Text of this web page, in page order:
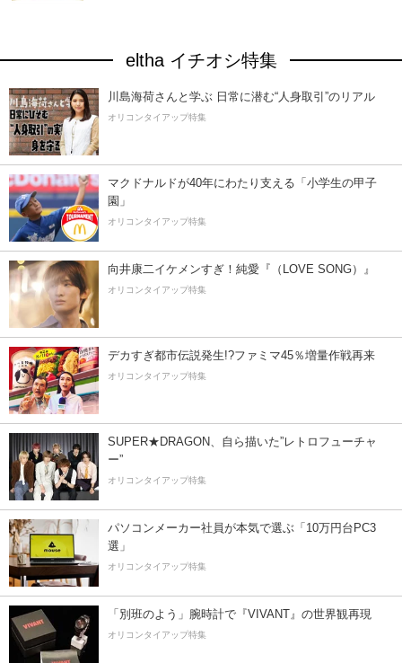
eltha イチオシ特集
川島海荷さんと学ぶ 日常に潜む“人身取引”のリアル
オリコンタイアップ特集
マクドナルドが40年にわたり支える「小学生の甲子
園」
オリコンタイアップ特集
向井康二イケメンすぎ！純愛『（LOVE SONG）』
オリコンタイアップ特集
デカすぎ都市伝説発生!?ファミマ45％増量作戦再来
オリコンタイアップ特集
SUPER★DRAGON、自ら描いた”レトロフューチャ
ー”
オリコンタイアップ特集
パソコンメーカー社員が本気で選ぶ「10万円台PC3
選」
オリコンタイアップ特集
「別班のよう」腕時計で『VIVANT』の世界観再現
オリコンタイアップ特集